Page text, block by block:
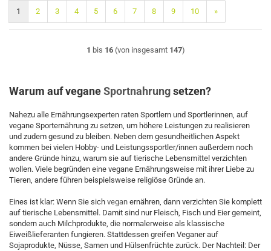
1 2 3 4 5 6 7 8 9 10 »
1 bis 16(von insgesamt 147)
Warum auf veganeSportnahrungsetzen?
Nahezu alle Ernährungsexperten raten Sportlern und Sportlerinnen, auf
vegane Sporternährung zu setzen, um höhere Leistungen zu realisieren
und zudem gesund zu bleiben. Neben dem gesundheitlichen Aspekt
kommen bei vielen Hobby- und Leistungssportler/innen außerdem noch
andere Gründe hinzu, warum sie auf tierische Lebensmittel verzichten
wollen. Viele begründen eine vegane Ernährungsweise mit ihrer Liebe zu
Tieren, andere führen beispielsweise religiöse Gründe an.
Eines ist klar: Wenn Sie sich vegan ernähren, dann verzichten Sie komplett
auf tierische Lebensmittel. Damit sind nur Fleisch, Fisch und Eier gemeint,
sondern auch Milchprodukte, die normalerweise als klassische
Eiweißlieferanten fungieren. Stattdessen greifen Veganer auf
Sojaprodukte, Nüsse, Samen und Hülsenfrüchte zurück. Der Nachteil: Der